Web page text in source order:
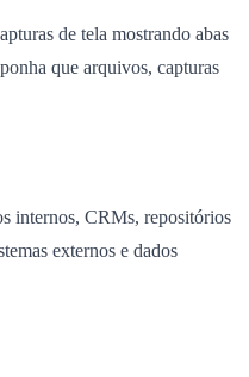
de tela mostrando abas
que arquivos, capturas
internos, CRMs, repositórios
externos e dados